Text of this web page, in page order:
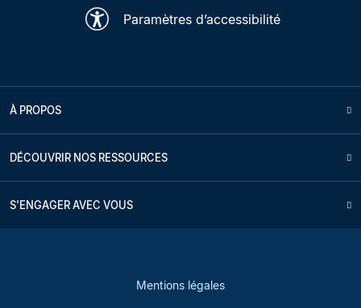
Paramètres d’accessibilité
À PROPOS
DÉCOUVRIR NOS RESSOURCES
S'ENGAGER AVEC VOUS
Mentions légales